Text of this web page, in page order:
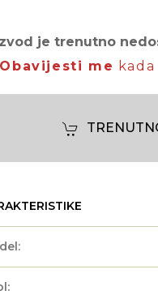
je trenutno
Obavijesti me